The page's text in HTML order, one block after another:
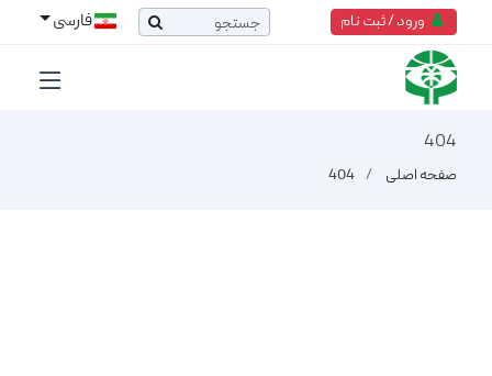
ورود / ثبت نام فارسی
404
صفحه اصلی 404